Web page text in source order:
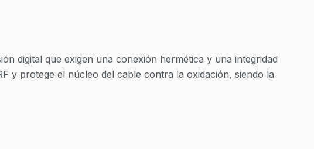
digital que exigen una conexión hermética y una integridad
y protege el núcleo del cable contra la oxidación, siendo la